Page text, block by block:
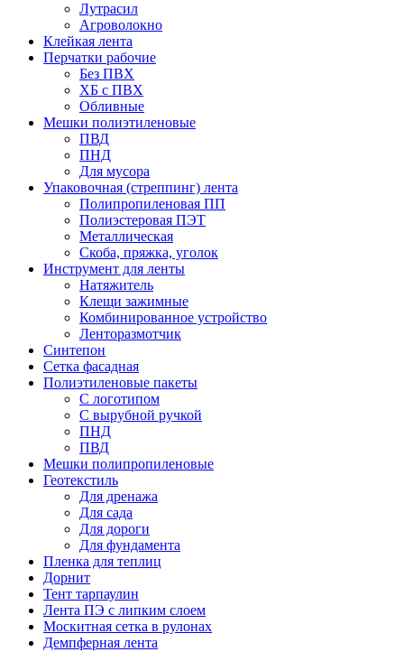
Лутрасил
Агроволокно
Клейкая лента
Перчатки рабочие
Без ПВХ
ХБ с ПВХ
Обливные
Мешки полиэтиленовые
ПВД
ПНД
Для мусора
Упаковочная (стреппинг) лента
Полипропиленовая ПП
Полиэстеровая ПЭТ
Металлическая
Скоба, пряжка, уголок
Инструмент для ленты
Натяжитель
Клещи зажимные
Комбинированное устройство
Ленторазмотчик
Синтепон
Сетка фасадная
Полиэтиленовые пакеты
С логотипом
С вырубной ручкой
ПНД
ПВД
Мешки полипропиленовые
Геотекстиль
Для дренажа
Для сада
Для дороги
Для фундамента
Пленка для теплиц
Дорнит
Тент тарпаулин
Лента ПЭ с липким слоем
Москитная сетка в рулонах
Демпферная лента